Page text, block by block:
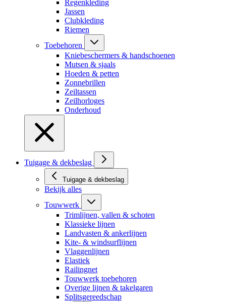
Regenkleding
Jassen
Clubkleding
Riemen
Toebehoren
Kniebeschermers & handschoenen
Mutsen & sjaals
Hoeden & petten
Zonnebrillen
Zeiltassen
Zeilhorloges
Onderhoud
Tuigage & dekbeslag
Tuigage & dekbeslag
Bekijk alles
Touwwerk
Trimlijnen, vallen & schoten
Klassieke lijnen
Landvasten & ankerlijnen
Kite- & windsurflijnen
Vlaggenlijnen
Elastiek
Railingnet
Touwwerk toebehoren
Overige lijnen & takelgaren
Splitsgereedschap